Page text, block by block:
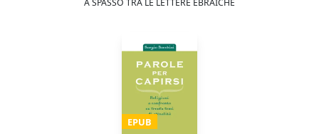
A SPASSO TRA LE LETTERE EBRAICHE
EPUB